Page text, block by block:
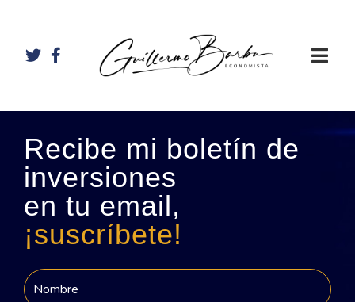
Recibe mi boletín de
inversiones
en tu email,
¡suscríbete!